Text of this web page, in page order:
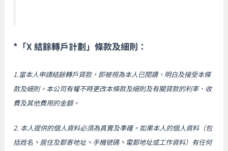
*「X 結餘轉戶計劃」條款及細則：
1.當本人申請結餘轉戶貸款，即被視為本人已閱讀、明白及接受本條
款及細則。本公司有權不時更改本條款及細則及有關貸款的利率、收
費及其他費用的金額。
2. 本人提供的個人資料必須為真實及準確。如果本人的個人資料（包
括姓名丶居住及郵寄地址丶手機號碼丶電郵地址或工作資料）有任何